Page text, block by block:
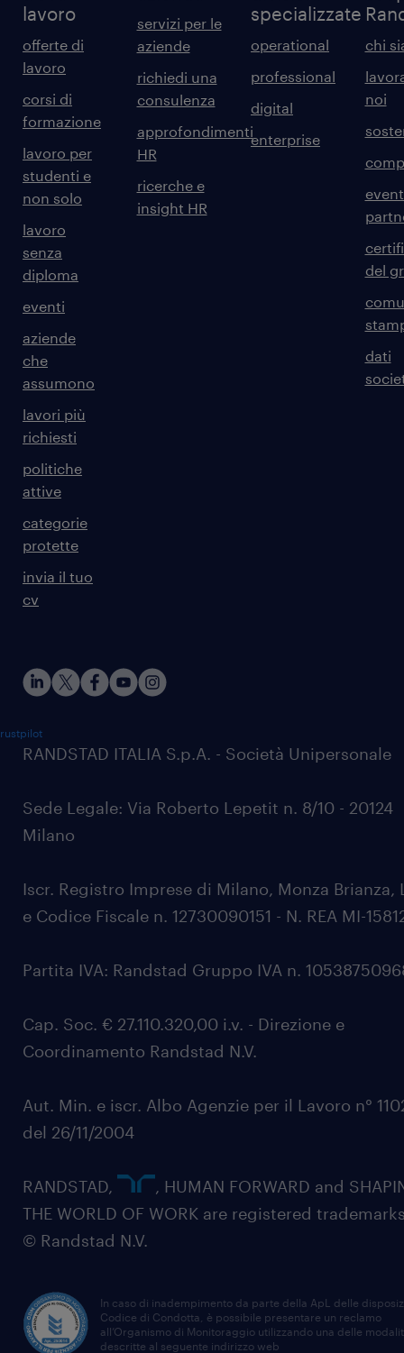
lavoro
offerte di
lavoro
corsi di
formazione
lavoro per
studenti e
non solo
lavoro
senza
diploma
eventi
aziende
che
assumono
lavori più
richiesti
politiche
attive
categorie
protette
invia il tuo
cv
servizi per le
aziende
richiedi una
consulenza
approfondimenti
HR
ricerche e
insight HR
specializzate
operational
professional
digital
enterprise
chi
noi
del
dati
RANDSTAD ITALIA S.p.A. - Società Unipersonale
Sede Legale: Via Roberto Lepetit n. 8/10 - 20124
Milano
Iscr. Registro Imprese di Milano, Monza Brianza,
e Codice Fiscale n. 12730090151 - N. REA MI-
Partita IVA: Randstad Gruppo IVA n.
Cap. Soc. € 27.110.320,00 i.v. - Direzione e
Coordinamento Randstad N.V.
Aut. Min. e iscr. Albo Agenzie per il Lavoro n°
del 26/11/2004
RANDSTAD,
, HUMAN FORWARD and
THE WORLD OF WORK are registered
© Randstad N.V.
In caso di inadempimento da parte della ApL delle
Codice di Condotta, è possibile presentare un reclamo
all’Organismo di Monitoraggio utilizzando una delle
descritte al seguente indirizzo web